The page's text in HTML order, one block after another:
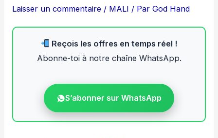
Laisser un commentaire / MALI / ParGod Hand
Reçois les offres en temps réel !
Abonne-toi à notre chaîne WhatsApp.
S’abonner sur WhatsApp